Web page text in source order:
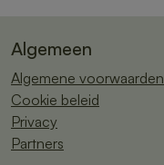
Algemeen
Algemene voorwaarden
Cookie beleid
Privacy
Partners